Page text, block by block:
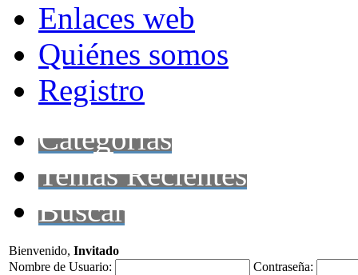
Enlaces web
Quiénes somos
Registro
Categorías
Temas Recientes
Buscar
Bienvenido, Invitado
Nombre de Usuario:
Contraseña: